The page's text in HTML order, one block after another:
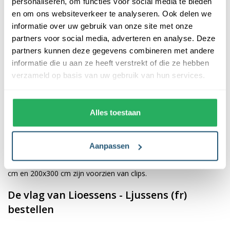
en om ons websiteverkeer te analyseren. Ook delen we
informatie over uw gebruik van onze site met onze
partners voor social media, adverteren en analyse. Deze
partners kunnen deze gegevens combineren met andere
informatie die u aan ze heeft verstrekt of die ze hebben
verzameld op basis van uw gebruik van hun services.
Alles toestaan
Aanpassen
De afwerking van onze vlaggen is van hoge kwaliteit. Ze zijn
voorzien van een sterke kopband en een dubbele stiknaad, wat
bijdraagt aan hun duurzaamheid en stevigheid. Wij bieden de
vlag vanLioessens - Ljussens (fr)aan in verschillende
afmetingen, namelijk 40x60 cm, 70x100 cm, 100x150 cm,
maat voor jouw specifieke toepassing
voorzien van verschillende bevestigingsmogelijkheden. De
vlaggen van 40x60 cm, 70x100 cm en 100x150 cm zijn uitgerust
met een koord en lusje, terwijl de grotere maten van 150x225
cm en 200x300 cm zijn voorzien van clips.
De vlag van Lioessens - Ljussens (fr)
bestellen